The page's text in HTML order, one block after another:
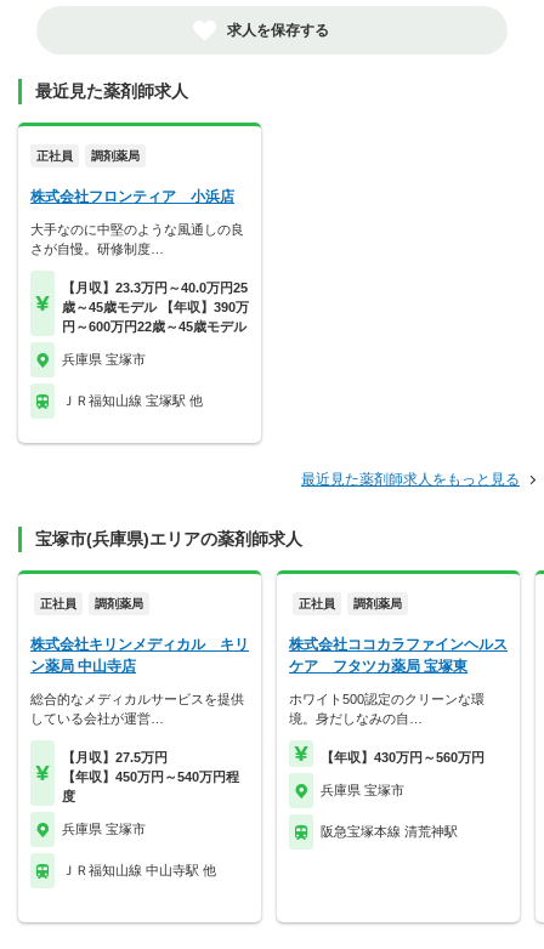
求人を保存する
最近見た薬剤師求人
正社員 調剤薬局
株式会社フロンティア 小浜店
大手なのに中堅のような風通しの良
さが自慢。研修制度…
【月収】23.3万円～40.0万円25
歳～45歳モデル 【年収】390万
円～600万円22歳～45歳モデル
兵庫県 宝塚市
ＪＲ福知山線 宝塚駅 他
最近見た薬剤師求人をもっと見る
宝塚市(兵庫県)エリアの薬剤師求人
正社員 調剤薬局
株式会社キリンメディカル キリ
ン薬局 中山寺店
総合的なメディカルサービスを提供
している会社が運営…
【月収】27.5万円
【年収】450万円～540万円程
度
兵庫県 宝塚市
ＪＲ福知山線 中山寺駅 他
正社員 調剤薬局
株式会社ココカラファインヘルス
ケア フタツカ薬局 宝塚東
ホワイト500認定のクリーンな環
境。身だしなみの自…
【年収】430万円～560万円
兵庫県 宝塚市
阪急宝塚本線 清荒神駅